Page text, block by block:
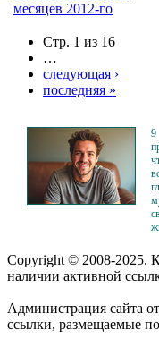
месяцев 2012-го
Стр. 1 из 16
…
следующая ›
последняя »
9
Copyright © 2008-2025.
наличии активной
Администрация сайта
ссылки, размещаемые